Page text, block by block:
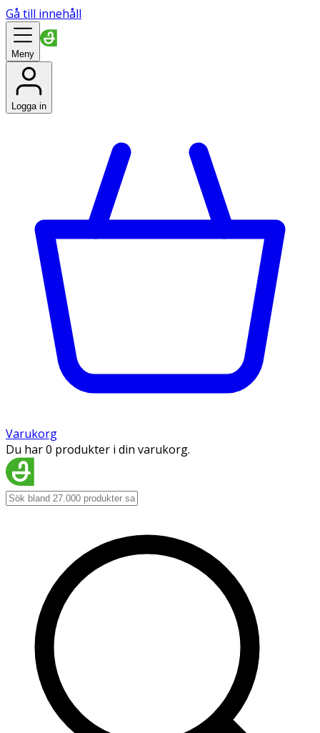
Gå till innehåll
Meny
Logga in
Varukorg
Du har 0 produkter i din varukorg.